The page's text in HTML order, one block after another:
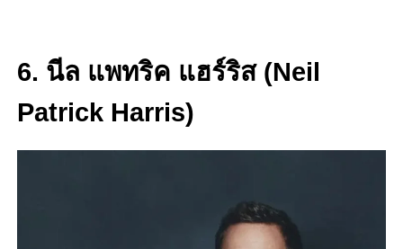
6. นีล แพทริค แฮร์ริส (Neil
Patrick Harris)